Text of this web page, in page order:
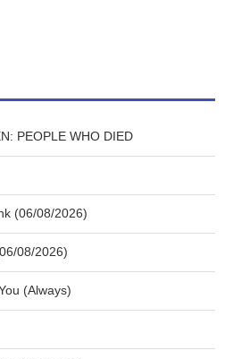
PEOPLE WHO DIED
(06/08/2026)
08/2026)
(Always)